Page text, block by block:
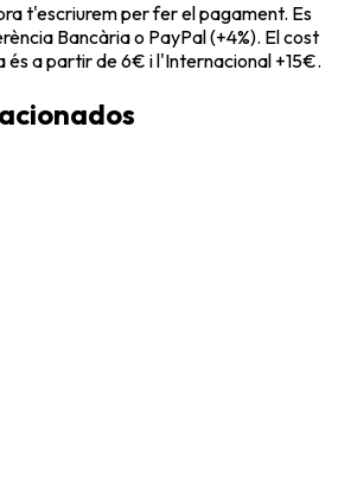
t'escriurem per fer el pagament. Es
Bancària o PayPal (+4%). El cost
és a partir de 6€ i l'Internacional +15€.